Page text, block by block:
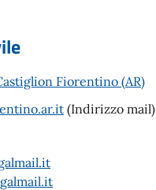
Fiorentino (AR)
(Indirizzo mail)